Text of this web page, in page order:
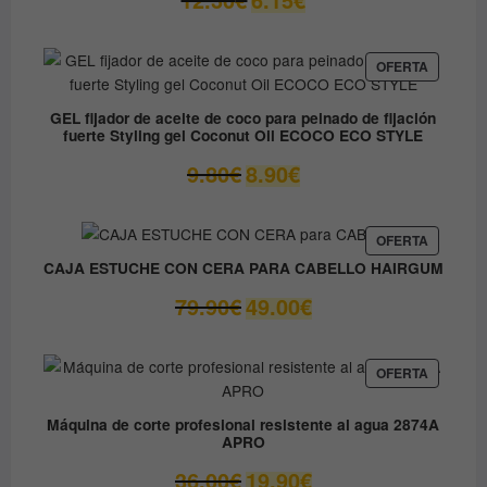
precio
era:
12.30€.
precio
es:
6.15€.
OFERTA
EN
GEL fijador de aceite de coco para peinado de fijación
fuerte Styling gel Coconut Oil ECOCO ECO STYLE
9.80€ El
precio
era:
9.80€.
8.90€El
precio
es:
8.90€.
OFERTA
EN
OFERTA
CAJA ESTUCHE CON CERA PARA CABELLO HAIRGUM
79.90€ El
precio
era:
79.90€.
49.00€El
precio
es:
OFERTA
EN
Máquina de corte profesional resistente al agua 2874A
APRO
36.00€ El
19.90€El